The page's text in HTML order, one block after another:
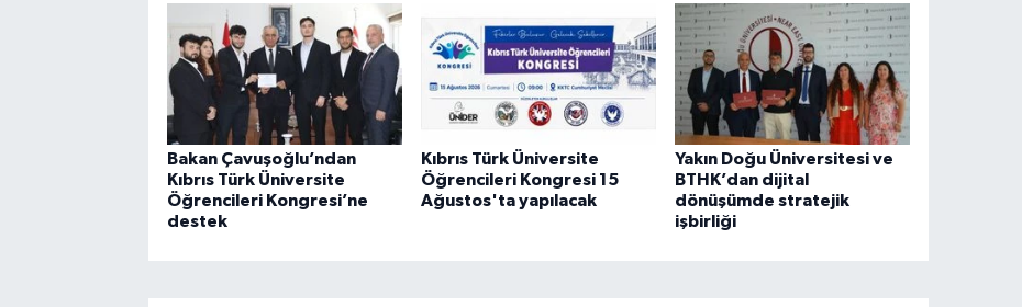
Bakan Çavuşoğlu’ndan
Kıbrıs Türk Üniversite
Öğrencileri Kongresi’ne
destek
Kıbrıs Türk Üniversite
Öğrencileri Kongresi 15
Ağustos'ta yapılacak
Yakın Doğu Üniversitesi ve
BTHK’dan dijital
dönüşümde stratejik
işbirliği